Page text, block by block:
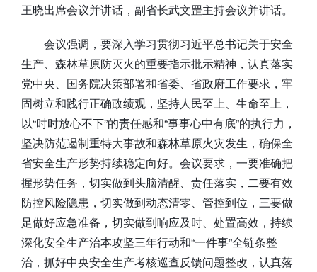
王晓出席会议并讲话，副省长武文罡主持会议并讲话。
会议强调，要深入学习贯彻习近平总书记关于安全
生产、森林草原防灭火的重要指示批示精神，认真落实
党中央、国务院决策部署和省委、省政府工作要求，牢
固树立和践行正确政绩观，坚持人民至上、生命至上，
以“时时放心不下”的责任感和“事事心中有底”的执行力，
坚决防范遏制重特大事故和森林草原火灾发生，确保全
省安全生产形势持续稳定向好。会议要求，一要准确把
握形势任务，切实做到头脑清醒、责任落实，二要有效
防控风险隐患，切实做到动态清零、管控到位，三要做
足做好应急准备，切实做到响应及时、处置高效，持续
深化安全生产治本攻坚三年行动和“一件事”全链条整
治，抓好中央安全生产考核巡查反馈问题整改，认真落